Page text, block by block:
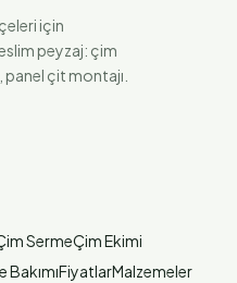
için
peyzaj: çim
çit montajı.
SermeÇim Ekimi
BakımıFiyatlarMalzemeler